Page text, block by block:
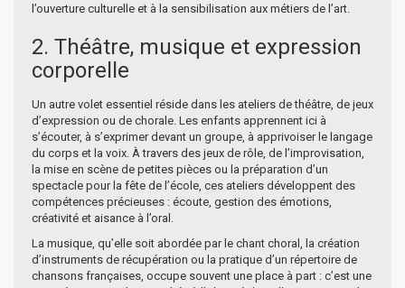
l’ouverture culturelle et à la sensibilisation aux métiers de l’art.
2. Théâtre, musique et expression
corporelle
Un autre volet essentiel réside dans les ateliers de théâtre, de jeux
d’expression ou de chorale. Les enfants apprennent ici à
s’écouter, à s’exprimer devant un groupe, à apprivoiser le langage
du corps et la voix. À travers des jeux de rôle, de l’improvisation,
la mise en scène de petites pièces ou la préparation d’un
spectacle pour la fête de l’école, ces ateliers développent des
compétences précieuses : écoute, gestion des émotions,
créativité et aisance à l’oral.
La musique, qu’elle soit abordée par le chant choral, la création
d’instruments de récupération ou la pratique d’un répertoire de
chansons françaises, occupe souvent une place à part : c’est une